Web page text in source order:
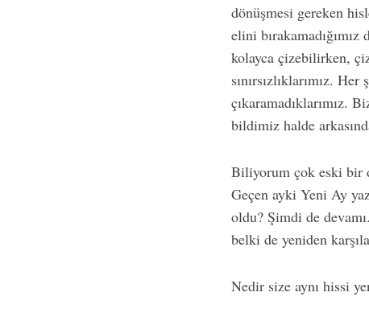
dönüşmesi gereken
elini
kolayca çizebilirken,
sınırsızlıklarımız.
çıkaramadıklarımız.
bildimiz halde
Biliyorum çok eski bir
Geçen ayki Yeni Ay
oldu? Şimdi de
belki de yeniden
Nedir size aynı hissi